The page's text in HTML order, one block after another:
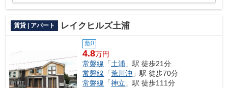
賃貸 | アパート レイクヒルズ土浦
敷0
4.8万円
常磐線 「土浦 」駅 徒歩21分
常磐線 「荒川沖 」駅 徒歩70分
常磐線 「神立 」駅 徒歩111分